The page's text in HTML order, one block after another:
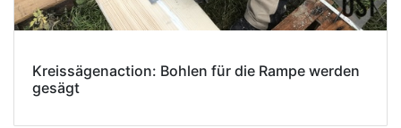
Kreissägenaction: Bohlen für die Rampe werden
gesägt